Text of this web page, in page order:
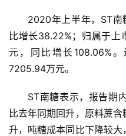
页
2020年上半年，ST南
比增长38.22%；归属于上
元，同比增长108.06%
7205.94万元。
ST南糖表示，报告期
比去年同期回升，原料蔗
升，吨糖成本同比下降较